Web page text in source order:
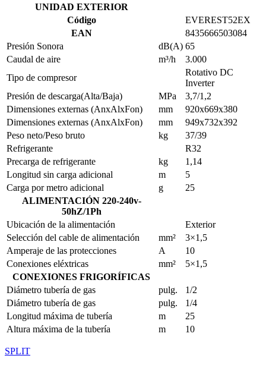
UNIDAD EXTERIOR
Código
EVEREST52EX
EAN
8435666503084
Presión Sonora
dB(A) 65
Caudal de aire
m³/h
3.000
Tipo de compresor
Rotativo DC
Inverter
Presión de descarga(Alta/Baja)
MPa
3,7/1,2
Dimensiones externas (AnxAlxFon)
mm
920x669x380
Dimensiones externas (AnxAlxFon)
mm
949x732x392
Peso neto/Peso bruto
kg
37/39
Refrigerante
R32
Precarga de refrigerante
kg
1,14
Longitud sin carga adicional
m
5
Carga por metro adicional
g
25
ALIMENTACIÓN 220-240v-
50hZ/1Ph
Ubicación de la alimentación
Exterior
Selección del cable de alimentación
mm²
3×1,5
Amperaje de las protecciones
A
10
Conexiones eléxtricas
mm²
5×1,5
CONEXIONES FRIGORÍFICAS
Diámetro tubería de gas
pulg.
1/2
Diámetro tubería de gas
pulg.
1/4
Longitud máxima de tubería
m
25
Altura máxima de la tubería
m 10
SPLIT